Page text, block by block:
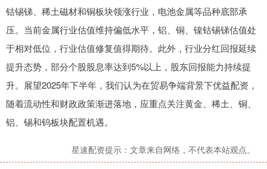
钴锡锑、稀土磁材和铜板块领涨行业，电池金属等品种底部承
压。当前金属行业估值维持偏低水平，铝、铜、镍钴锡锑估值处
于相对低位，行业估值修复值得期待。此外，行业分红回报延续
提升态势，部分个股股息率达到5%以上，股东回报能力持续提
升。展望2025年下半年，我们认为在贸易争端背景下优益配资，
随着流动性和财政政策渐进落地，应重点关注黄金、稀土、铜、
铝、锡和钨板块配置机遇。
星速配资提示：文章来自网络，不代表本站观点。